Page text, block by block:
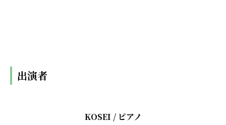
出演者
KOSEI / ピアノ